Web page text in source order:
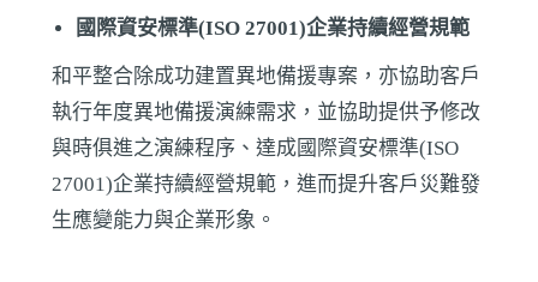
國際資安標準(ISO 27001)企業持續經營規範
和平整合除成功建置異地備援專案，亦協助客戶
執行年度異地備援演練需求，並協助提供予修改
與時俱進之演練程序、達成國際資安標準(ISO
27001)企業持續經營規範，進而提升客戶災難發
生應變能力與企業形象。